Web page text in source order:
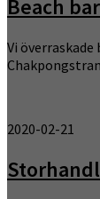
Beach
Vi överraskade
2020-02-21